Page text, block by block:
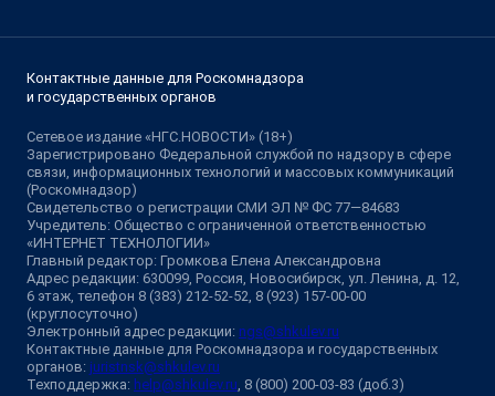
Контактные данные для Роскомнадзора
и государственных органов
Сетевое издание «НГС.НОВОСТИ» (18+)
Зарегистрировано Федеральной службой по надзору в сфере
связи, информационных технологий и массовых коммуникаций
(Роскомнадзор)
Свидетельство о регистрации СМИ ЭЛ № ФС 77—84683
Учредитель: Общество с ограниченной ответственностью
«ИНТЕРНЕТ ТЕХНОЛОГИИ»
Главный редактор: Громкова Елена Александровна
Адрес редакции: 630099, Россия, Новосибирск, ул. Ленина, д. 12,
6 этаж, телефон 8 (383) 212-52-52, 8 (923) 157-00-00
(круглосуточно)
Электронный адрес редакции: ngs@shkulev.ru
Контактные данные для Роскомнадзора и государственных
органов: juristnsk@shkulev.ru
Техподдержка: help@shkulev.ru , 8 (800) 200-03-83 (доб.3)